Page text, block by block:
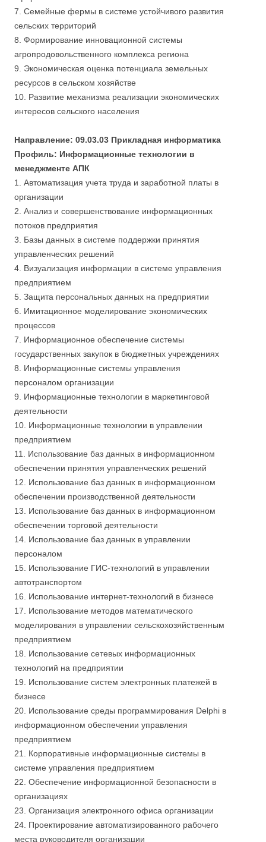
7. Семейные фермы в системе устойчивого развития
сельских территорий
8. Формирование инновационной системы
агропродовольственного комплекса региона
9. Экономическая оценка потенциала земельных
ресурсов в сельском хозяйстве
10. Развитие механизма реализации экономических
интересов сельского населения
Направление: 09.03.03 Прикладная информатика
Профиль: Информационные технологии в
менеджменте АПК
1. Автоматизация учета труда и заработной платы в
организации
2. Анализ и совершенствование информационных
потоков предприятия
3. Базы данных в системе поддержки принятия
управленческих решений
4. Визуализация информации в системе управления
предприятием
5. Защита персональных данных на предприятии
6. Имитационное моделирование экономических
процессов
7. Информационное обеспечение системы
государственных закупок в бюджетных учреждениях
8. Информационные системы управления
персоналом организации
9. Информационные технологии в маркетинговой
деятельности
10. Информационные технологии в управлении
предприятием
11. Использование баз данных в информационном
обеспечении принятия управленческих решений
12. Использование баз данных в информационном
обеспечении производственной деятельности
13. Использование баз данных в информационном
обеспечении торговой деятельности
14. Использование баз данных в управлении
персоналом
15. Использование ГИС-технологий в управлении
автотранспортом
16. Использование интернет-технологий в бизнесе
17. Использование методов математического
моделирования в управлении сельскохозяйственным
предприятием
18. Использование сетевых информационных
технологий на предприятии
19. Использование систем электронных платежей в
бизнесе
20. Использование среды программирования Delphi в
информационном обеспечении управления
предприятием
21. Корпоративные информационные системы в
системе управления предприятием
22. Обеспечение информационной безопасности в
организациях
23. Организация электронного офиса организации
24. Проектирование автоматизированного рабочего
места руководителя организации